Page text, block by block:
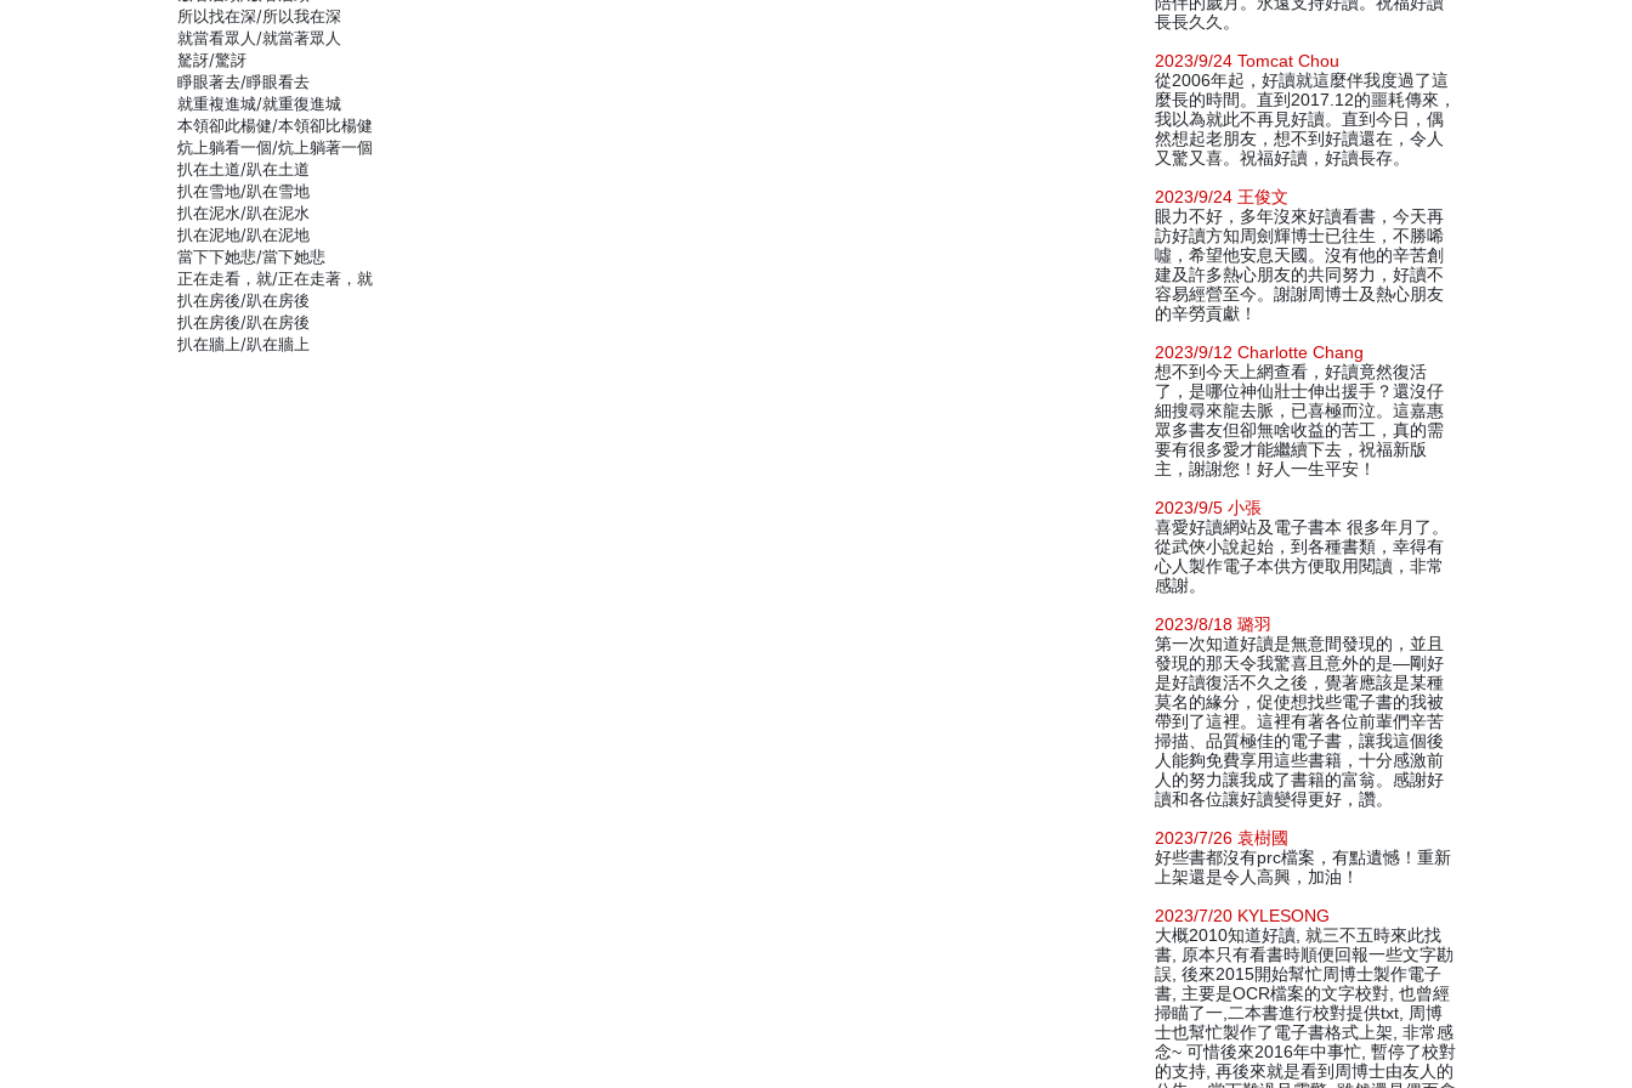
所以找在深/所以我在深
就當看眾人/就當著眾人
駑訝/驚訝
睜眼著去/睜眼看去
就重複進城/就重復進城
本領卻此楊健/本領卻比楊健
炕上躺看一個/炕上躺著一個
扒在土道/趴在土道
扒在雪地/趴在雪地
扒在泥水/趴在泥水
扒在泥地/趴在泥地
當下下她悲/當下她悲
正在走看，就/正在走著，就
扒在房後/趴在房後
扒在房後/趴在房後
扒在牆上/趴在牆上
長長久久。
2023/9/24 Tomcat Chou
從2006年起，好讀就這麼伴我度過了這
麼長的時間。直到2017.12的噩耗傳來，
我以為就此不再見好讀。直到今日，偶
然想起老朋友，想不到好讀還在，令人
又驚又喜。祝福好讀，好讀長存。
2023/9/24 王俊文
眼力不好，多年沒來好讀看書，今天再
訪好讀方知周劍輝博士已往生，不勝唏
噓，希望他安息天國。沒有他的辛苦創
建及許多熱心朋友的共同努力，好讀不
容易經營至今。謝謝周博士及熱心朋友
的辛勞貢獻！
2023/9/12 Charlotte Chang
想不到今天上網查看，好讀竟然復活
了，是哪位神仙壯士伸出援手？還沒仔
細搜尋來龍去脈，已喜極而泣。這嘉惠
眾多書友但卻無啥收益的苦工，真的需
要有很多愛才能繼續下去，祝福新版
主，謝謝您！好人一生平安！
2023/9/5 小張
喜愛好讀網站及電子書本 很多年月了。
從武俠小說起始，到各種書類，幸得有
心人製作電子本供方便取用閱讀，非常
感謝。
2023/8/18 璐羽
第一次知道好讀是無意間發現的，並且
發現的那天令我驚喜且意外的是—剛好
是好讀復活不久之後，覺著應該是某種
莫名的緣分，促使想找些電子書的我被
帶到了這裡。這裡有著各位前輩們辛苦
掃描、品質極佳的電子書，讓我這個後
人能夠免費享用這些書籍，十分感激前
人的努力讓我成了書籍的富翁。感謝好
讀和各位讓好讀變得更好，讚。
2023/7/26 袁樹國
好些書都沒有prc檔案，有點遺憾！重新
上架還是令人高興，加油！
2023/7/20 KYLESONG
大概2010知道好讀, 就三不五時來此找
書, 原本只有看書時順便回報一些文字勘
誤, 後來2015開始幫忙周博士製作電子
書, 主要是OCR檔案的文字校對, 也曾經
掃瞄了一,二本書進行校對提供txt, 周博
士也幫忙製作了電子書格式上架, 非常感
念~ 可惜後來2016年中事忙, 暫停了校對
的支持, 再後來就是看到周博士由友人的